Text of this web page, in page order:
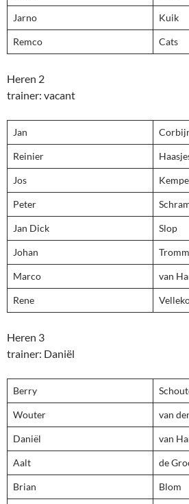
Jarno Kuik
Remco Cats
Heren 2
trainer: vacant
Jan
Reinier
Jos
Peter
Jan Dick Slop
Johan
Marco van
Rene
Heren 3
trainer: Daniël
Berry
Wouter van
Daniël van
Aalt de
Brian Blom